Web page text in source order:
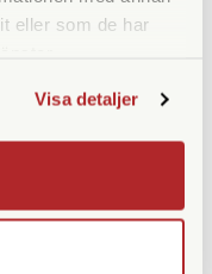
eller som de har
Visa detaljer